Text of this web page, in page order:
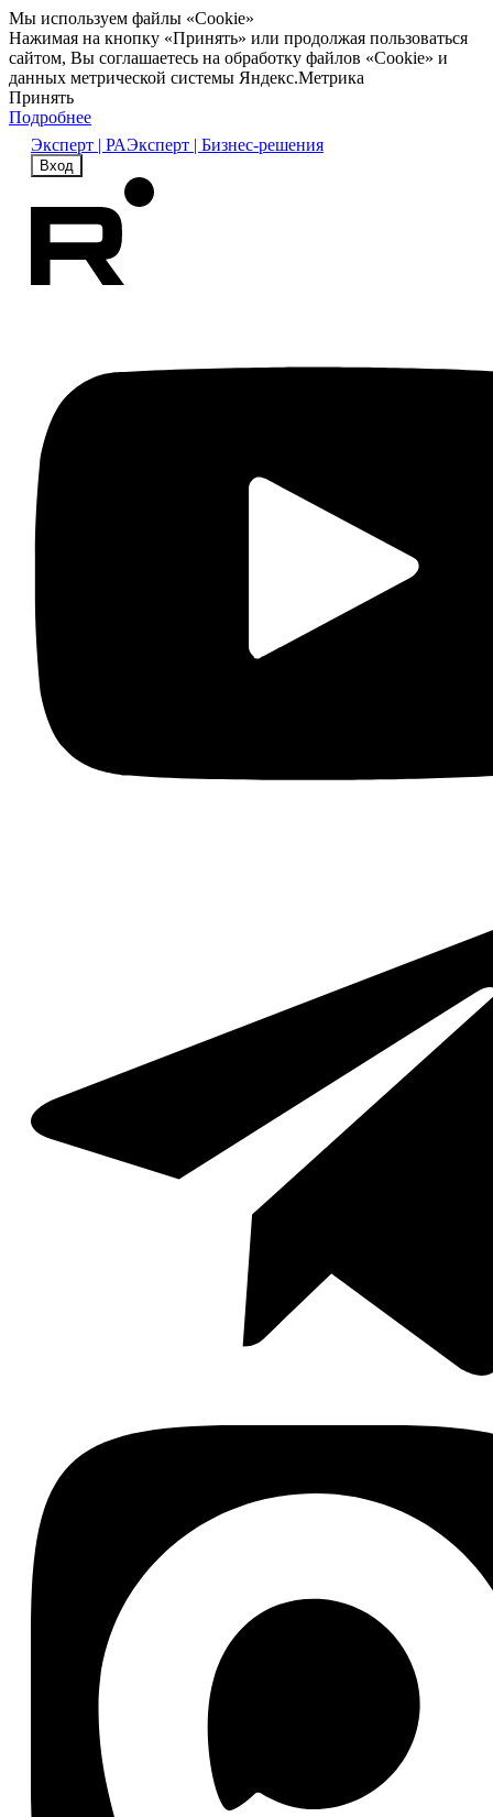
Мы используем файлы «Cookie»
Нажимая на кнопку «Принять» или продолжая пользоваться
сайтом, Вы соглашаетесь на обработку файлов «Cookie» и
данных метрической системы Яндекс.Метрика
Принять
Подробнее
Эксперт | РАЭксперт | Бизнес-решения
Вход